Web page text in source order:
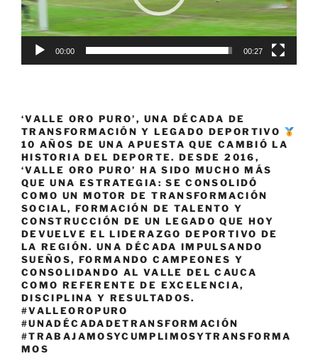
00:00 00:27
‘VALLE ORO PURO’, UNA DÉCADA DE
TRANSFORMACIÓN Y LEGADO DEPORTIVO
10 AÑOS DE UNA APUESTA QUE CAMBIÓ LA
HISTORIA DEL DEPORTE. DESDE 2016,
‘VALLE ORO PURO’ HA SIDO MUCHO MÁS
QUE UNA ESTRATEGIA: SE CONSOLIDÓ
COMO UN MOTOR DE TRANSFORMACIÓN
SOCIAL, FORMACIÓN DE TALENTO Y
CONSTRUCCIÓN DE UN LEGADO QUE HOY
DEVUELVE EL LIDERAZGO DEPORTIVO DE
LA REGIÓN. UNA DÉCADA IMPULSANDO
SUEÑOS, FORMANDO CAMPEONES Y
CONSOLIDANDO AL VALLE DEL CAUCA
COMO REFERENTE DE EXCELENCIA,
DISCIPLINA Y RESULTADOS.
#VALLEOROPURO
#UNADÉCADADETRANSFORMACIÓN
#TRABAJAMOSYCUMPLIMOSYTRANSFORMA
MOS